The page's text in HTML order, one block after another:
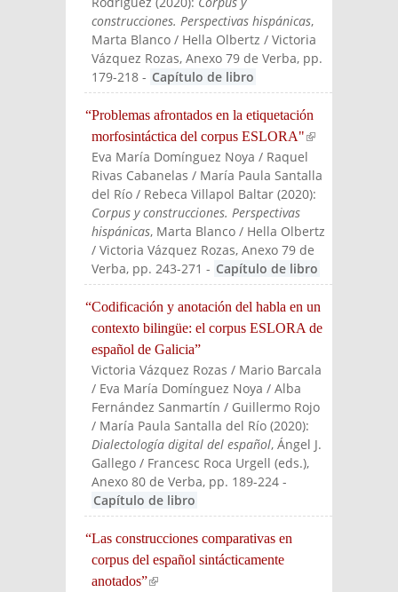
construcciones. Perspectivas hispánicas,
Marta Blanco / Hella Olbertz / Victoria
Vázquez Rozas, Anexo 79 de Verba, pp.
179-218 - Capítulo de libro
“Problemas afrontados en la etiquetación
morfosintáctica del corpus ESLORA"(link is
l)
Eva María Domínguez Noya / Raquel
Rivas Cabanelas / María Paula Santalla
del Río / Rebeca Villapol Baltar (2020):
Corpus y construcciones. Perspectivas
hispánicas, Marta Blanco / Hella Olbertz
/ Victoria Vázquez Rozas, Anexo 79 de
Verba, pp. 243-271 - Capítulo de libro
“Codificación y anotación del habla en un
contexto bilingüe: el corpus ESLORA de
español de Galicia”
Victoria Vázquez Rozas / Mario Barcala
/ Eva María Domínguez Noya / Alba
Fernández Sanmartín / Guillermo Rojo
/ María Paula Santalla del Río (2020):
Dialectología digital del español, Ángel J.
Gallego / Francesc Roca Urgell (eds.),
Anexo 80 de Verba, pp. 189-224 -
Capítulo de libro
“Las construcciones comparativas en
corpus del español sintácticamente
anotados”(link is external)